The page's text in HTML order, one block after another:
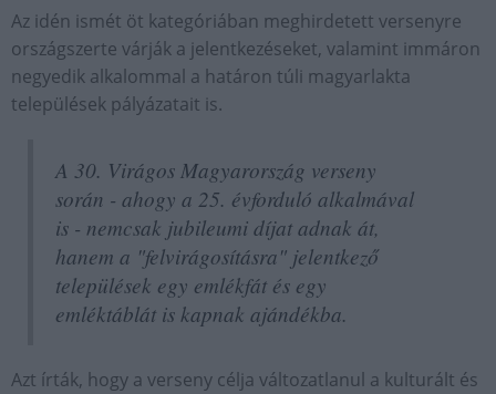
Az idén ismét öt kategóriában meghirdetett versenyre
országszerte várják a jelentkezéseket, valamint immáron
negyedik alkalommal a határon túli magyarlakta
települések pályázatait is.
A 30. Virágos Magyarország verseny
során - ahogy a 25. évforduló alkalmával
is - nemcsak jubileumi díjat adnak át,
hanem a "felvirágosításra" jelentkező
települések egy emlékfát és egy
emléktáblát is kapnak ajándékba.
Azt írták, hogy a verseny célja változatlanul a kulturált és